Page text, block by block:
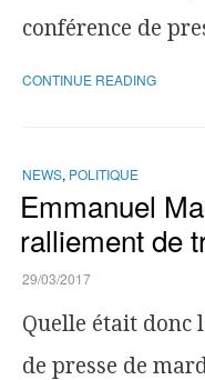
conférence de
CONTINUE READING
NEWS, POLITIQUE
Emmanuel
ralliement de
29/03/2017
Quelle était donc
de presse de